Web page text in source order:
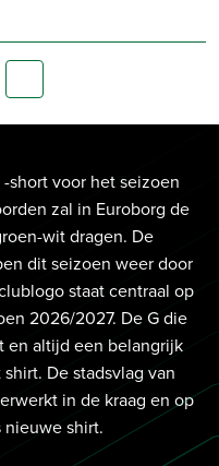
short voor het seizoen
zal in Euroborg de
wit dragen. De
dit seizoen weer door
staat centraal op
2026/2027. De G die
en altijd een belangrijk
De stadsvlag van
in de kraag en op
shirt.